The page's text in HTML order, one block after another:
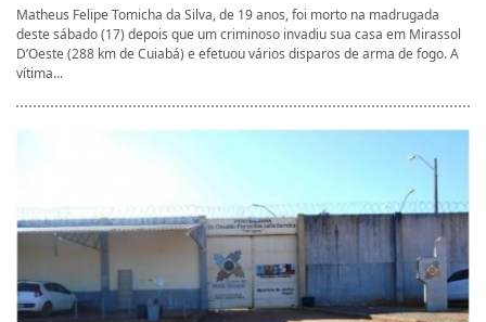
Matheus Felipe Tomicha da Silva, de 19 anos, foi morto na madrugada
deste sábado (17) depois que um criminoso invadiu sua casa em Mirassol
D’Oeste (288 km de Cuiabá) e efetuou vários disparos de arma de fogo. A
vítima...